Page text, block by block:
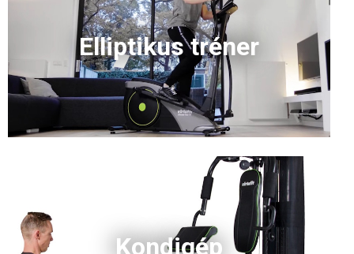
Elliptikus tréner
Kondigép